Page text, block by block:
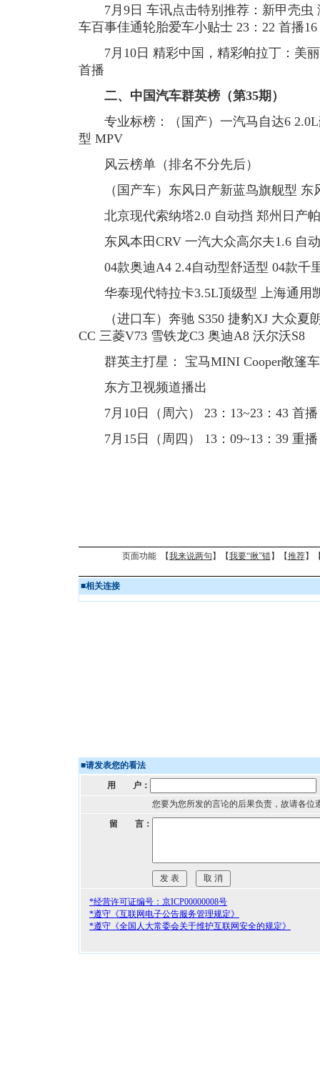
7月9日 车讯点击特别推荐：新甲壳虫
车百事佳通轮胎爱车小贴士 23：22 首播
7月10日 精彩中国，精彩帕拉丁：美丽
首播
二、中国汽车群英榜（第35期）
专业标榜：（国产）一汽马自达6 2.0L
型 MPV
风云榜单（排名不分先后）
（国产车）东风日产新蓝鸟旗舰型 东
北京现代索纳塔2.0 自动挡 郑州日产帕
东风本田CRV 一汽大众高尔夫1.6 自
04款奥迪A4 2.4自动型舒适型 04款千
华泰现代特拉卡3.5L顶级型 上海通用
（进口车）奔驰 S350 捷豹XJ 大众夏朗
CC 三菱V73 雪铁龙C3 奥迪A8 沃尔沃S8
群英主打星： 宝马MINI Cooper敞篷车
东方卫视频道播出
7月10日（周六） 23：13~23：43 首播
7月15日（周四） 13：09~13：39 重播
页面功能 【我来说两句 】【我要“揪”错】【推荐】
■相关连接
■请发表您的看法
用 户：
您要为您所发的言论的后果负责，故请各位
留 言：
*经营许可证编号：京ICP00000008号
*遵守《互联网电子公告服务管理规定》
*遵守《全国人大常委会关于维护互联网安全的规定》